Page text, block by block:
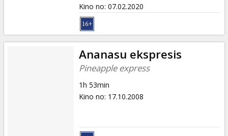
Kino
Kino no: 07.02.2020
Ananasu ekspresis
Pineapple express
1h 53min
Kino no: 17.10.2008